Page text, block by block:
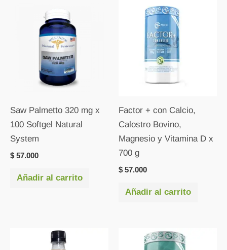
Saw Palmetto 320 mg x
100 Softgel Natural
System
$ 57.000
Añadir al carrito
Factor + con Calcio,
Calostro Bovino,
Magnesio y Vitamina D x
700 g
$ 57.000
Añadir al carrito